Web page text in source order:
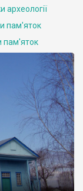
археології
пам'яток
пам'яток